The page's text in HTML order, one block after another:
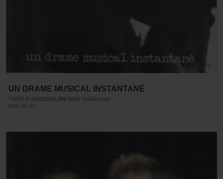
UN DRAME MUSICAL INSTANTANÉ
TROP D'ADRENALINE NUIT (réédition)
2001-01-01